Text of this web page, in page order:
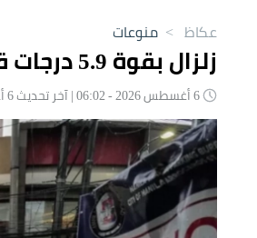
عكاظ > منوعات
زلزال بقوة 5.9 درجات قبالة سواحل الفلبين